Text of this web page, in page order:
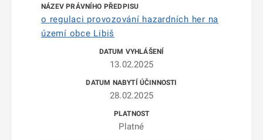
o regulaci provozování hazardních her na
území obce Libiš
13.02.2025
28.02.2025
Platné